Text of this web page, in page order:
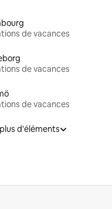
de vacances
de vacances
de vacances
d'éléments